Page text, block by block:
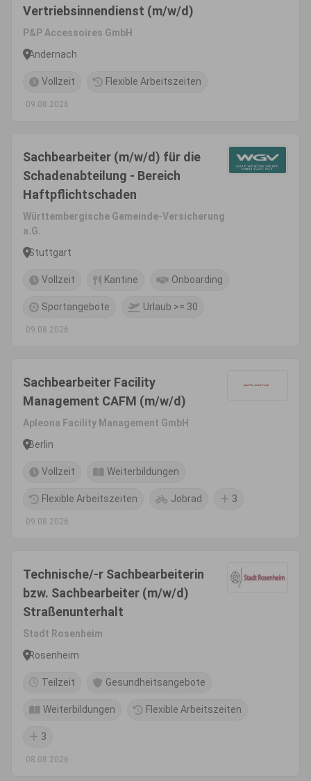
Vertriebsinnendienst (m/w/d)
P&P Accessoires GmbH
Andernach
Vollzeit Flexible Arbeitszeiten
09.08.2026
Sachbearbeiter (m/w/d) für die
Schadenabteilung - Bereich
Haftpflichtschaden
Württembergische Gemeinde-Versicherung
a.G.
Stuttgart
Vollzeit Kantine Onboarding
Sportangebote Urlaub >= 30
09.08.2026
Sachbearbeiter Facility
Management CAFM (m/w/d)
Apleona Facility Management GmbH
Berlin
Vollzeit Weiterbildungen
Flexible Arbeitszeiten Jobrad 3
09.08.2026
Technische/-r Sachbearbeiterin
bzw. Sachbearbeiter (m/w/d)
Straßenunterhalt
Stadt Rosenheim
Rosenheim
Teilzeit Gesundheitsangebote
Weiterbildungen Flexible Arbeitszeiten
3
08.08.2026